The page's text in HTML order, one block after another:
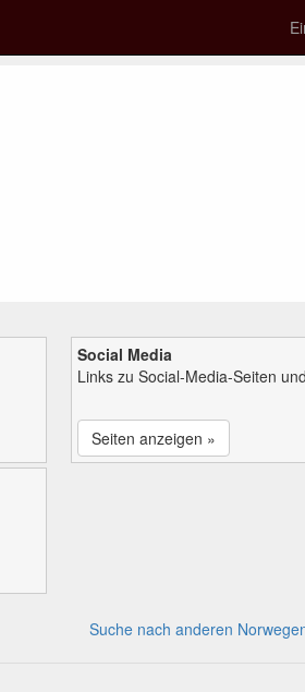
Social Media
Links zu Social-Media-Seiten
Seiten anzeigen »
Suche nach anderen